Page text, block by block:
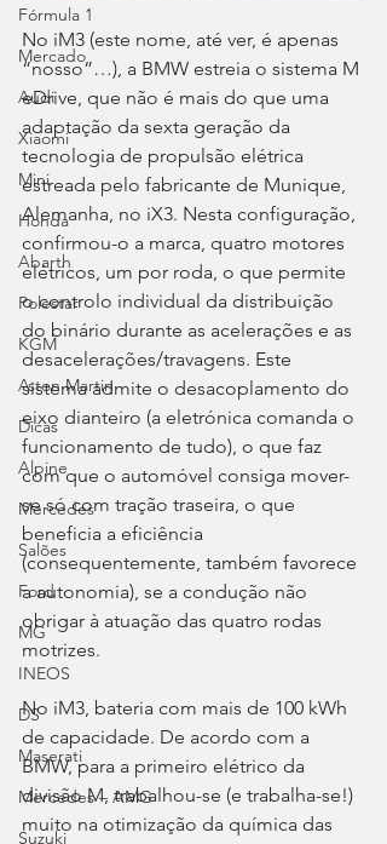
Fórmula 1
Mercado
Audi
Xiaomi
Mini
Honda
Abarth
Polestar
KGM
Aston Martin
Dicas
Alpine
Mercedes
Salões
Ford
MG
INEOS
DS
Maserati
Mercedes – AMG
Suzuki
No iM3 (este nome, até ver, é apenas
“nosso”…), a BMW estreia o sistema M
eDrive, que não é mais do que uma
adaptação da sexta geração da
tecnologia de propulsão elétrica
estreada pelo fabricante de Munique,
Alemanha, no iX3. Nesta configuração,
confirmou-o a marca, quatro motores
elétricos, um por roda, o que permite
o controlo individual da distribuição
do binário durante as acelerações e as
desacelerações/travagens. Este
sistema admite o desacoplamento do
eixo dianteiro (a eletrónica comanda o
funcionamento de tudo), o que faz
com que o automóvel consiga mover-
se só com tração traseira, o que
beneficia a eficiência
(consequentemente, também favorece
a autonomia), se a condução não
obrigar à atuação das quatro rodas
motrizes.
No iM3, bateria com mais de 100 kWh
de capacidade. De acordo com a
BMW, para a primeiro elétrico da
divisão M, trabalhou-se (e trabalha-se!)
muito na otimização da química das